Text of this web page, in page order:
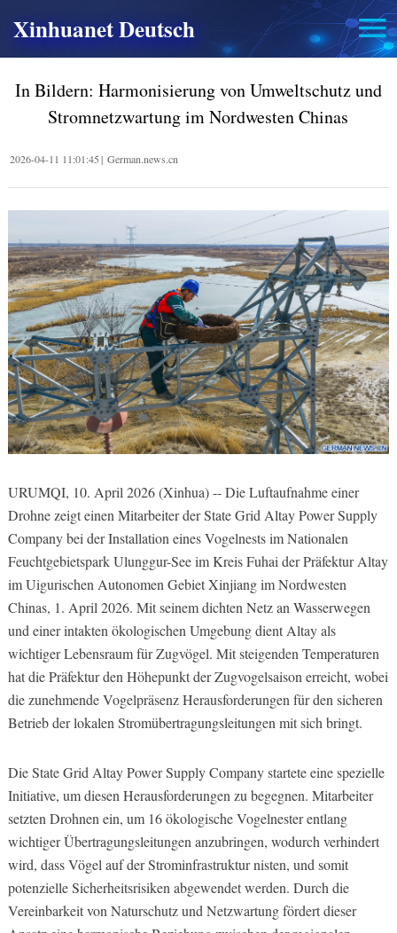
Xinhuanet Deutsch
In Bildern: Harmonisierung von Umweltschutz und
Stromnetzwartung im Nordwesten Chinas
2026-04-11 11:01:45| German.news.cn
URUMQI, 10. April 2026 (Xinhua) -- Die Luftaufnahme einer
Drohne zeigt einen Mitarbeiter der State Grid Altay Power Supply
Company bei der Installation eines Vogelnests im Nationalen
Feuchtgebietspark Ulunggur-See im Kreis Fuhai der Präfektur Altay
im Uigurischen Autonomen Gebiet Xinjiang im Nordwesten
Chinas, 1. April 2026. Mit seinem dichten Netz an Wasserwegen
und einer intakten ökologischen Umgebung dient Altay als
wichtiger Lebensraum für Zugvögel. Mit steigenden Temperaturen
hat die Präfektur den Höhepunkt der Zugvogelsaison erreicht, wobei
die zunehmende Vogelpräsenz Herausforderungen für den sicheren
Betrieb der lokalen Stromübertragungsleitungen mit sich bringt.
Die State Grid Altay Power Supply Company startete eine spezielle
Initiative, um diesen Herausforderungen zu begegnen. Mitarbeiter
setzten Drohnen ein, um 16 ökologische Vogelnester entlang
wichtiger Übertragungsleitungen anzubringen, wodurch verhindert
wird, dass Vögel auf der Strominfrastruktur nisten, und somit
potenzielle Sicherheitsrisiken abgewendet werden. Durch die
Vereinbarkeit von Naturschutz und Netzwartung fördert dieser